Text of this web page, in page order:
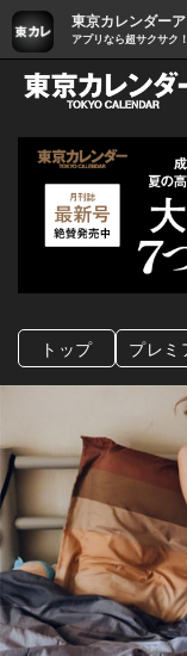
東京カレンダーア
アプリなら超サクサク！
トップ プレミ